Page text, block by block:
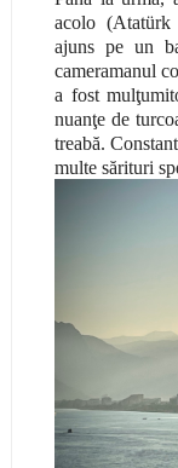
acolo (Atatürk
ajuns pe un
cameramanul
a fost
nuanţe de
treabă.
multe sărituri